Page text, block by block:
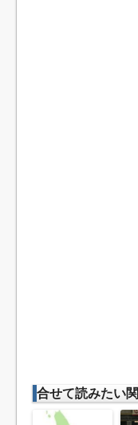
合せて読みたい